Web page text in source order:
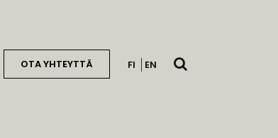
OTA YHTEYTTÄ FI EN
Avaa